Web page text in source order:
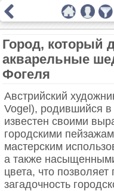
Город, который
акварельные
Фогеля
​Австрийский
Vogel), родившийся в
известен своими
городскими
мастерским
а также
цвета, что
загадочность